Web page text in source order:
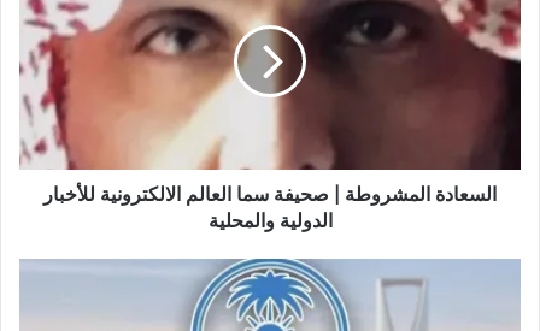
ل
و
ب
السعادة المشروطة | صحيفة سما العالم الالكترونية للأخبار
الدولية والمحلية